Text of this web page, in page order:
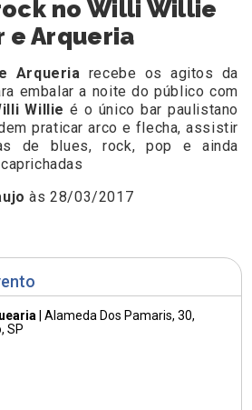
| Alameda Dos Pamaris, 30
SP
no Willi Willie
e Arqueria
Arqueria recebe os agitos da
embalar a noite do público com
Willie é o único bar paulistano
praticar arco e flecha, assistir
de blues, rock, pop e ainda
às 28/03/2017